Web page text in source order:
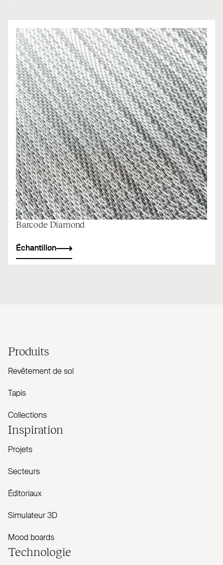
Barcode Diamond
Échantillon
Produits
Revêtement de sol
Tapis
Collections
Inspiration
Projets
Secteurs
Éditoriaux
Simulateur 3D
Mood boards
Technologie